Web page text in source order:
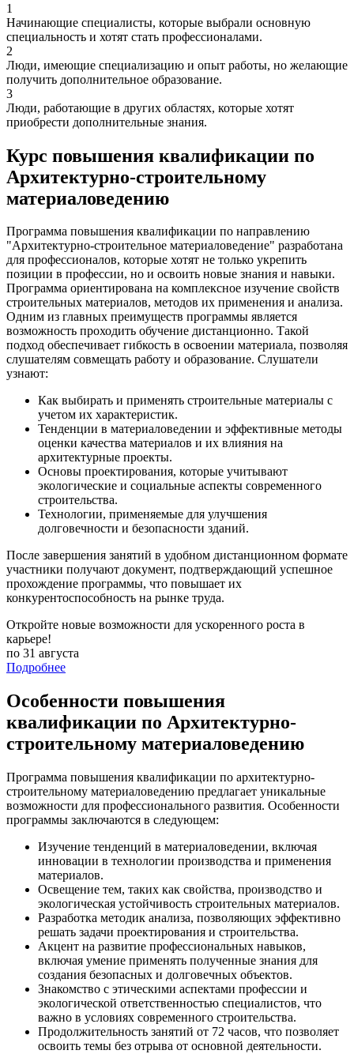
1
Начинающие специалисты, которые выбрали основную
специальность и хотят стать профессионалами.
2
Люди, имеющие специализацию и опыт работы, но желающие
получить дополнительное образование.
3
Люди, работающие в других областях, которые хотят
приобрести дополнительные знания.
Курс повышения квалификации по
Архитектурно-строительному
материаловедению
Программа повышения квалификации по направлению
"Архитектурно-строительное материаловедение" разработана
для профессионалов, которые хотят не только укрепить
позиции в профессии, но и освоить новые знания и навыки.
Программа ориентирована на комплексное изучение свойств
строительных материалов, методов их применения и анализа.
Одним из главных преимуществ программы является
возможность проходить обучение дистанционно. Такой
подход обеспечивает гибкость в освоении материала, позволяя
слушателям совмещать работу и образование. Слушатели
узнают:
Как выбирать и применять строительные материалы с
учетом их характеристик.
Тенденции в материаловедении и эффективные методы
оценки качества материалов и их влияния на
архитектурные проекты.
Основы проектирования, которые учитывают
экологические и социальные аспекты современного
строительства.
Технологии, применяемые для улучшения
долговечности и безопасности зданий.
После завершения занятий в удобном дистанционном формате
участники получают документ, подтверждающий успешное
прохождение программы, что повышает их
конкурентоспособность на рынке труда.
Откройте новые возможности для ускоренного роста в
карьере!
по 31 августа
Подробнее
Особенности повышения
квалификации по Архитектурно-
строительному материаловедению
Программа повышения квалификации по архитектурно-
строительному материаловедению предлагает уникальные
возможности для профессионального развития. Особенности
программы заключаются в следующем:
Изучение тенденций в материаловедении, включая
инновации в технологии производства и применения
материалов.
Освещение тем, таких как свойства, производство и
экологическая устойчивость строительных материалов.
Разработка методик анализа, позволяющих эффективно
решать задачи проектирования и строительства.
Акцент на развитие профессиональных навыков,
включая умение применять полученные знания для
создания безопасных и долговечных объектов.
Знакомство с этическими аспектами профессии и
экологической ответственностью специалистов, что
важно в условиях современного строительства.
Продолжительность занятий от 72 часов, что позволяет
освоить темы без отрыва от основной деятельности.